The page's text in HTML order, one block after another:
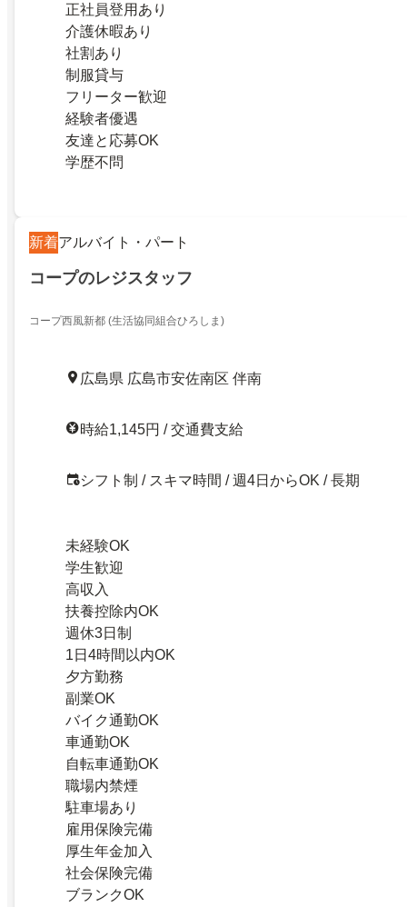
正社員登用あり
介護休暇あり
社割あり
制服貸与
フリーター歓迎
経験者優遇
友達と応募OK
学歴不問
新着アルバイト・パート
コープのレジスタッフ
コープ西風新都 (生活協同組合ひろしま)
広島県 広島市安佐南区 伴南
時給1,145円 / 交通費支給
シフト制 / スキマ時間 / 週4日からOK / 長期
未経験OK
学生歓迎
高収入
扶養控除内OK
週休3日制
1日4時間以内OK
夕方勤務
副業OK
バイク通勤OK
車通勤OK
自転車通勤OK
職場内禁煙
駐車場あり
雇用保険完備
厚生年金加入
社会保険完備
ブランクOK